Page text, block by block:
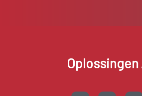
Oplossingen